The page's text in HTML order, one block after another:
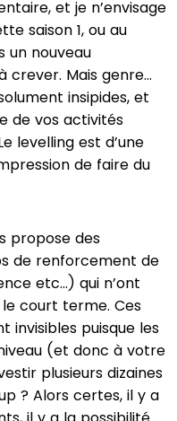
et je n’envisage
saison 1, ou au
un nouveau
crever. Mais genre…
insipides, et
de vos activités
levelling est d’une
de faire du
propose des
de renforcement de
etc…) qui n’ont
court terme. Ces
invisibles puisque les
(et donc à votre
plusieurs dizaines
? Alors certes, il y a